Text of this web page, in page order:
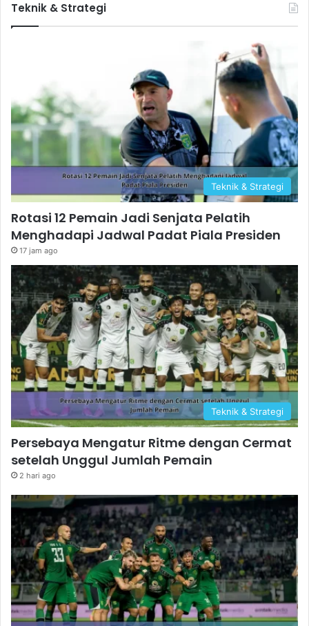
Teknik & Strategi
Teknik & Strategi
Rotasi 12 Pemain Jadi Senjata Pelatih
Menghadapi Jadwal Padat Piala Presiden
17 jam ago
Teknik & Strategi
Persebaya Mengatur Ritme dengan Cermat
setelah Unggul Jumlah Pemain
2 hari ago